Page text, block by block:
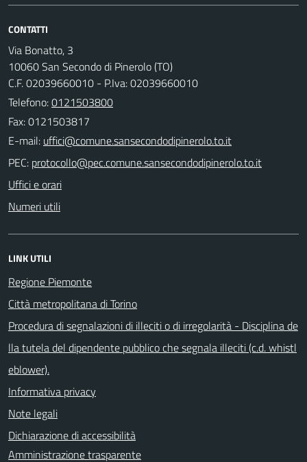
CONTATTI
Via Bonatto, 3
10060 San Secondo di Pinerolo (TO)
C.F. 02039660010 - P.Iva: 02039660010
Telefono:0121503800
Fax: 0121503817
E-mail:
PEC:
Uffici e orari
Numeri utili
LINK UTILI
Regione Piemonte
Città metropolitana di Torino
Procedura di segnalazioni di illeciti o di irregolarità - Disciplina de
lla tutela del dipendente pubblico che segnala illeciti (c.d. whistl
eblower).
Informativa privacy
Note legali
Dichiarazione di accessibilità
Amministrazione trasparente